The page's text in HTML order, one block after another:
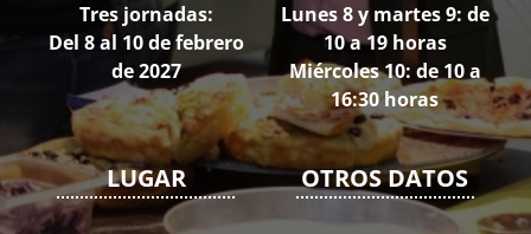
Tres jornadas:
Del 8 al 10 de febrero
de 2027
Lunes 8 y martes 9: de
10 a 19 horas
Miércoles 10: de 10 a
16:30 horas
LUGAR OTROS DATOS